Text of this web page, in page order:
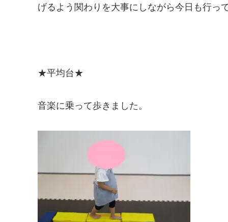
げるよう関わりを大事にしながら今日も行っ
★平均台★
音楽に乗って歩きました。